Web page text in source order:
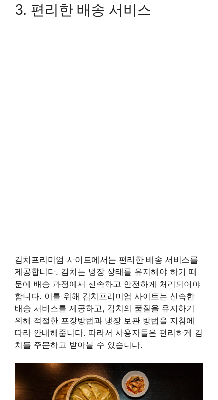
3. 편리한 배송 서비스
김치프리미엄 사이트에서는 편리한 배송 서비스를
제공합니다. 김치는 냉장 상태를 유지해야 하기 때
문에 배송 과정에서 신속하고 안전하게 처리되어야
합니다. 이를 위해 김치프리미엄 사이트는 신속한
배송 서비스를 제공하고, 김치의 품질을 유지하기
위해 적절한 포장방법과 냉장 보관 방법을 지침에
따라 안내해줍니다. 따라서 사용자들은 편리하게 김
치를 주문하고 받아볼 수 있습니다.